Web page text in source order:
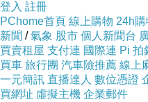
登入 註冊
PChome首頁 線上購物 24h購
新聞 /氣象 股市 個人新聞台
買賣租屋 支付連 國際連 Pi 拍
買車 旅行團 汽車險推薦 線上
一元簡訊 直播達人 數位憑證
買網址 虛擬主機 企業郵件